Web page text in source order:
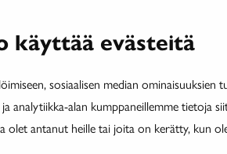
käyttää evästeitä
sosiaalisen median ominaisuuksien
analytiikka-alan kumppaneillemme tietoja
antanut heille tai joita on kerätty, kun
TUTKIMUS
alkavan
ataksian